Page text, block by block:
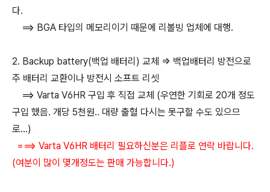
다.
==> BGA 타입의 메모리이기 때문에 리볼빙 업체에 대행.
2. Backup battery(백업 배터리) 교체 => 백업배터리 방전으로
주 배터리 교환이나 방전시 소프트 리셋
==> Varta V6HR 구입 후 직접 교체 (우연한 기회로 20개 정도
구입 했음. 개당 5천원.. 대량 출혈 다시는 못구할 수도 있으므
로...)
===> Varta V6HR 배터리 필요하신분은 리플로 연락 바랍니다.
(여분이 많이 몇개정도는 판매 가능합니다.)